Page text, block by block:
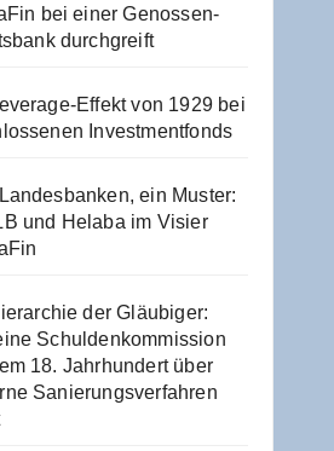
bei einer Genos­sen­
durchgreift
Effekt von 1929 bei
Investmentfonds
ein Mus­ter:
und Hela­ba im Visier
der Gläu­bi­ger:
Schul­den­kom­mis­si­on
18. Jahr­hun­dert über
Sanie­rungs­ver­fah­ren